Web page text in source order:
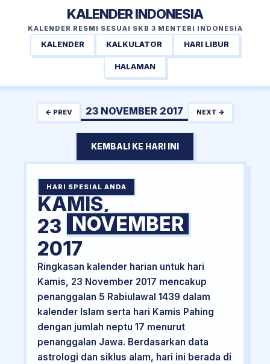
KALENDER INDONESIA
KALENDER RESMI SESUAI SKB 3 MENTERI INDONESIA
KALENDER KALKULATOR HARI LIBUR
HALAMAN
← PREV 23 NOVEMBER 2017 NEXT →
KEMBALI KE HARI INI
HARI SPESIAL ANDA
KAMIS,
23 NOVEMBER
2017
Ringkasan kalender harian untuk hari
Kamis, 23 November 2017 mencakup
penanggalan 5 Rabiulawal 1439 dalam
kalender Islam serta hari Kamis Pahing
dengan jumlah neptu 17 menurut
penanggalan Jawa. Berdasarkan data
astrologi dan siklus alam, hari ini berada di